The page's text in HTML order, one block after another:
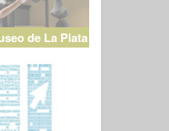
de La Plata